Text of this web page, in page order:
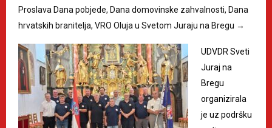
Proslava Dana pobjede, Dana domovinske zahvalnosti, Dana
hrvatskih branitelja, VRO Oluja u Svetom Juraju na Bregu →
UDVDR Sveti
Juraj na
Bregu
organizirala
je uz podršku